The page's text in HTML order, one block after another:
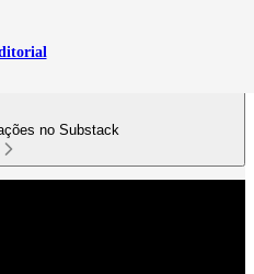
no Substack